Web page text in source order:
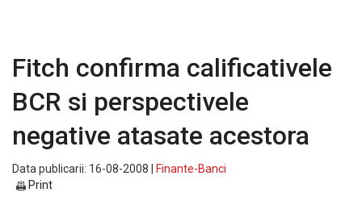
Fitch confirma calificativele
BCR si perspectivele
negative atasate acestora
Data publicarii: 16-08-2008 |
Finante-Banci
Print